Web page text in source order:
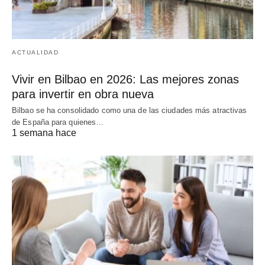
ACTUALIDAD
Vivir en Bilbao en 2026: Las mejores zonas
para invertir en obra nueva
Bilbao se ha consolidado como una de las ciudades más atractivas
de España para quienes…
1 semana hace